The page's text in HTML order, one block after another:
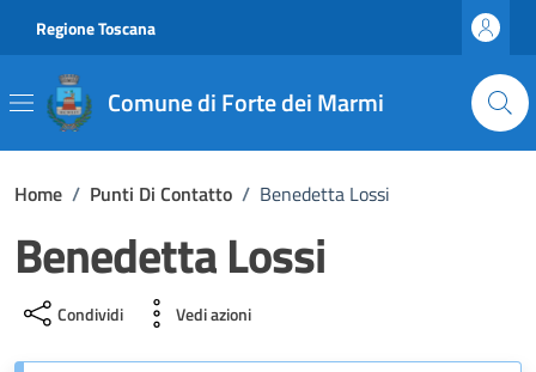
Regione Toscana
Comune di Forte dei Marmi
Home / Punti Di Contatto / Benedetta Lossi
Benedetta Lossi
Condividi Vedi azioni